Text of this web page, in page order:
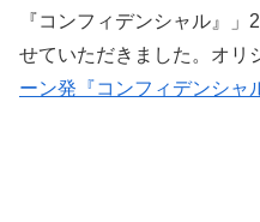
『コンフィデンシャル』
せていただきました。オリ
ーン発『コンフィデンシャ